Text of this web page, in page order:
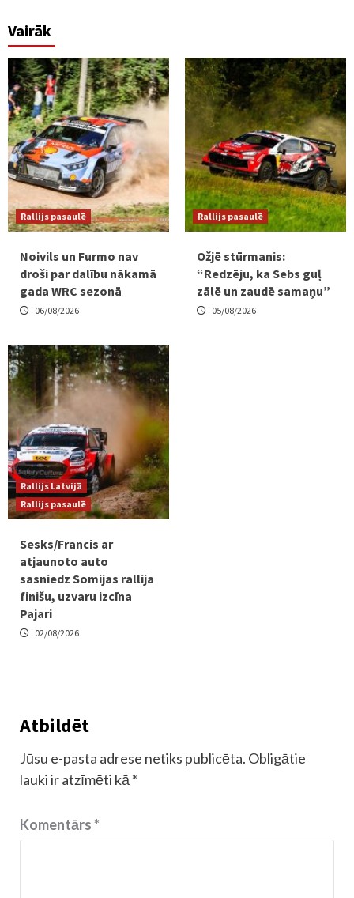
Vairāk
Rallijs pasaulē
Noivils un Furmo nav
droši par dalību nākamā
gada WRC sezonā
06/08/2026
Rallijs pasaulē
Ožjē stūrmanis:
“Redzēju, ka Sebs guļ
zālē un zaudē samaņu”
05/08/2026
Rallijs Latvijā
Rallijs pasaulē
Sesks/Francis ar
atjaunoto auto
sasniedz Somijas rallija
finišu, uzvaru izcīna
Pajari
02/08/2026
Atbildēt
Jūsu e-pasta adrese netiks publicēta. Obligātie
lauki ir atzīmēti kā *
Komentārs*